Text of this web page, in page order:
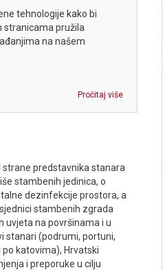
tehnologije kako bi
stranicama pružila
na našem
Pročitaj više
predstavnika stanara
stambenih jedinica, o
dezinfekcije prostora, a
stambenih zgrada
uvjeta na površinama i u
stanari (podrumi, portuni,
katovima), Hrvatski
i preporuke u cilju